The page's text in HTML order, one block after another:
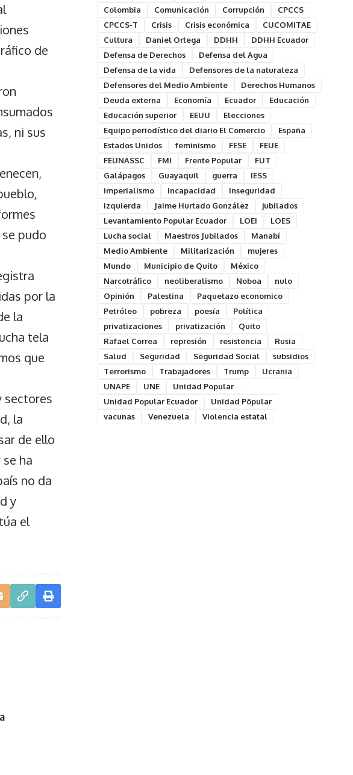
de
ni sus
pudo
por la
la
tela
que
sectores
la
de ello
ha
no da
y
el
Colombia
Comunicación Corrupción
CPCCS
CPCCS-T
Crisis Crisis económica
CUCOMITAE
Cultura
Daniel Ortega DDHH
DDHH Ecuador
Defensa de Derechos
Defensa del Agua
Defensa de la vida
Defensores de la naturaleza
Defensores del Medio Ambiente
Derechos Humanos
Deuda externa
Economía Ecuador
Educación
Educación superior
EEUU
Elecciones
Equipo periodístico del diario El Comercio
España
Estados Unidos
feminismo FESE
FEUE
FEUNASSC
FMI Frente Popular
FUT
Galápagos
Guayaquil guerra
IESS
imperialismo
incapacidad
Inseguridad
izquierda
Jaime Hurtado González
jubilados
Levantamiento Popular Ecuador
LOEI
LOES
Lucha social
Maestros Jubilados
Manabí
Medio Ambiente
Militarización
mujeres
Mundo
Municipio de Quito
México
Narcotráfico
neoliberalismo Noboa
nulo
Opinión
Palestina
Paquetazo economico
Petróleo
pobreza poesía
Política
privatizaciones
privatización
Quito
Rafael Correa
represión resistencia
Rusia
Salud
Seguridad Seguridad Social
subsidios
Terrorismo
Trabajadores Trump
Ucrania
UNAPE
UNE
Unidad Popular
Unidad Popular Ecuador
Unidad Pöpular
vacunas
Venezuela Violencia estatal